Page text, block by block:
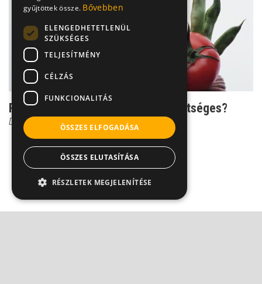
Rákmegelőzés zöldségekkel - lehetséges?
Dr. Borbényi Erika
gyűjtöttek össze. Bővebben
ELENGEDHETETLENÜL
SZÜKSÉGES
TELJESÍTMÉNY
CÉLZÁS
FUNKCIONALITÁS
ÖSSZES ELFOGADÁSA
ÖSSZES ELUTASÍTÁSA
RÉSZLETEK MEGJELENÍTÉSE